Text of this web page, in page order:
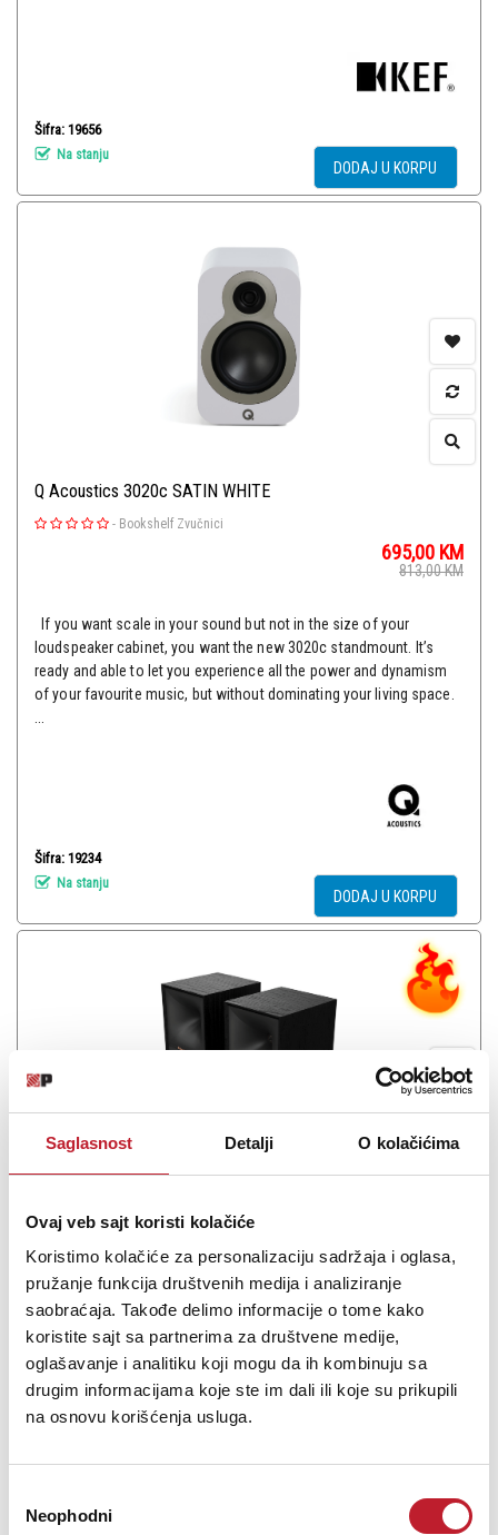
Saglasnost Detalji O kolačićima
Ovaj veb sajt koristi kolačiće
Koristimo kolačiće za personalizaciju sadržaja i oglasa,
pružanje funkcija društvenih medija i analiziranje
saobraćaja. Takođe delimo informacije o tome kako
koristite sajt sa partnerima za društvene medije,
oglašavanje i analitiku koji mogu da ih kombinuju sa
drugim informacijama koje ste im dali ili koje su prikupili
na osnovu korišćenja usluga.
сагласности
Neophodni
Šifra: 19656
Na stanju
DODAJ U KORPU
Q Acoustics 3020c SATIN WHITE
- Bookshelf Zvučnici
695,00 KM
813,00KM
If you want scale in your sound but not in the size of your
loudspeaker cabinet, you want the new 3020c standmount. It’s
ready and able to let you experience all the power and dynamism
of your favourite music, but without dominating your living space.
...
Šifra: 19234
Na stanju
DODAJ U KORPU
Klipsch RP-50PM Aktivni Bookshelf Zvučnici
-Bookshelf Zvučnici
970,00
1.135,00
Aktivni bookshelf zvučnici koji donose širok zvučni prostor i
izuzetnu jasnoću čak i pri visokim jačinama, zahvaljujući
ekskluzivnoj 90° x 90° Tractrix® horn tehnologiji. Ovi zvučnici su
dizajnirani za korisnike koji žele vrhunski zvuk sa minim...